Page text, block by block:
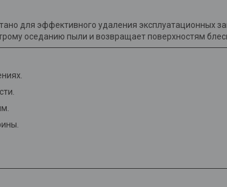
для эффективного удаления эксплуатационных
оседанию пыли и возвращает поверхностям